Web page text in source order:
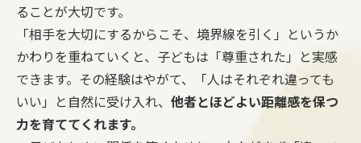
ることが大切です。
「相手を大切にするからこそ、境界線を引く」というか
かわりを重ねていくと、子どもは「尊重された」と実感
できます。その経験はやがて、「人はそれぞれ違っても
いい」と自然に受け入れ、 他者とほどよい距離感を保つ
力を育ててくれます。